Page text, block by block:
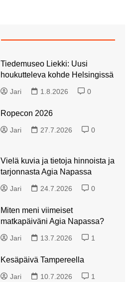
Tiedemuseo Liekki: Uusi
houkutteleva kohde Helsingissä
Jari 1.8.2026 0
Ropecon 2026
Jari 27.7.2026 0
Vielä kuvia ja tietoja hinnoista ja
tarjonnasta Agia Napassa
Jari 24.7.2026 0
Miten meni viimeiset
matkapäiväni Agia Napassa?
Jari 13.7.2026 1
Kesäpäivä Tampereella
Jari 10.7.2026 1